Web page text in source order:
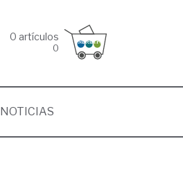
0 artículos
0
NOTICIAS